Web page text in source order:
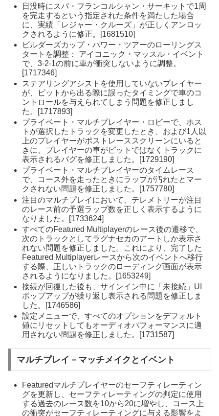
日没時にスパ・フランコルシャン・サーキットで1周
を完走するという指定された条件を満たした場合
に、実績「レジャー・クルーズ」が正しくアンロッ
クされるように修正。[1681510]
ビルダーズカップ・パワー・ツアーのローリングス
タートを調整： アイコニック・マッスル・イベント
で、3-2-1の前に車が衝突しないように調整。
[1717346]
ステアリングアシストを使用していないプレイヤー
が、ピットから出る際に誤ったタイミングで車のコ
ントロールを与えられてしまう問題を修正しまし
た。[1717893]
プライベート・マルチプレイヤー・ロビーで、ホス
トが選択したトラックを変更したとき、および1人以
上のプレイヤーがポストレーススクリーンにいると
きに、プレイヤーの車がピットではなくトラックに
表示されるバグを修正しました。[1729190]
プライベート・マルチプレイヤーのタイムレース
で、コース外を走ったときにラップが汚れたとマー
クされない問題を修正しました。[1757780]
注目のマルチプレイにおいて、テレメトリーが注目
のレース前の予選ラップ数を正しく表示するように
なりました。[1733624]
すべてのFeatured Multiplayerのレース後の遷移で、
次のトラックとしてラグナセカのアートしか表示さ
れない問題を修正しました。これにより、完了した
Featured Multiplayerレースから次のイベントへ移行
する際、正しいトラックのローディング画面が表示
されるようになりました。[1653249]
接続が回復した後も、サインイン中に「未接続」UI
ポップアップが繰り返し表示される問題を修正しま
した。[1746586]
設定メニューで、すべてのオプションをデフォルト
値にリセットしてもオーディオパフォーマンスに適
用されない問題を修正しました。[1731587]
マルチプレイ－マッチメイクとイベント
Featuredマルチプレイヤーのセーフティレーティン
グを更新し、セーフティレーティングの判定に使用
する過去のレース数を10から20に増やし、コース上
の衝突がセーフティレーティングに与える影響をよ